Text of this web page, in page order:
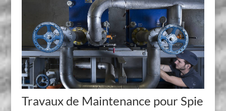
Travaux de Maintenance pour Spie